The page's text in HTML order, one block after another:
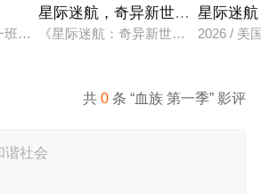
班精英名校的高中生原本过住灿烂生活，
星际迷航，奇异新世界第四季
《星际迷航：奇异新世界》已续订第
星际迷
2026 / 美
共0 条 “血族 第一季” 影评